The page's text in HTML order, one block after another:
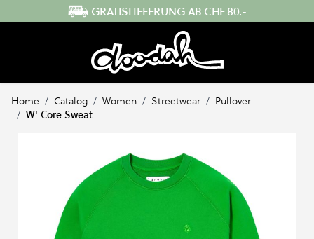
Direkt zum InhaltSCHNELLER VERSAND AUS DER SCHWEIZ
Home / Catalog / Women / Streetwear / Pullover
/ W' Core Sweat